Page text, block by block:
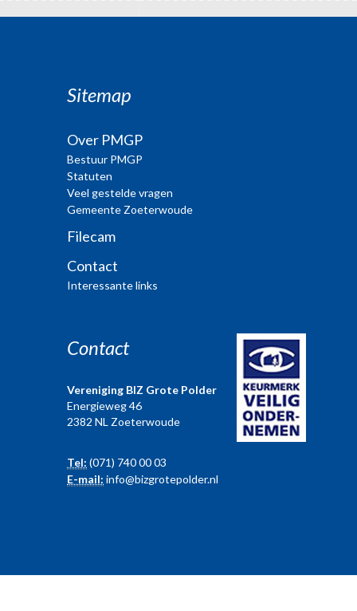
Sitemap
Over PMGP
Bestuur PMGP
Statuten
Veel gestelde vragen
Gemeente Zoeterwoude
Filecam
Contact
Interessante links
Contact
Vereniging BIZ Grote Polder
Energieweg 46
2382 NL Zoeterwoude
Tel: (071) 740 00 03
E-mail: info@bizgrotepolder.nl